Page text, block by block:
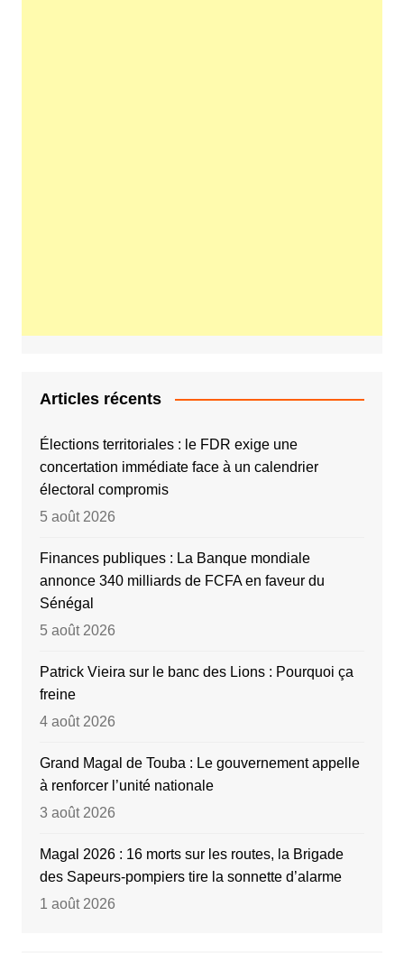
Articles récents
Élections territoriales : le FDR exige une
concertation immédiate face à un calendrier
électoral compromis
5 août 2026
Finances publiques : La Banque mondiale
annonce 340 milliards de FCFA en faveur du
Sénégal
5 août 2026
Patrick Vieira sur le banc des Lions : Pourquoi ça
freine
4 août 2026
Grand Magal de Touba : Le gouvernement appelle
à renforcer l’unité nationale
3 août 2026
Magal 2026 : 16 morts sur les routes, la Brigade
des Sapeurs-pompiers tire la sonnette d’alarme
1 août 2026